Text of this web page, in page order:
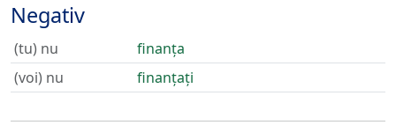
Negativ
(tu) nu
finanța
(voi) nu
finanțați